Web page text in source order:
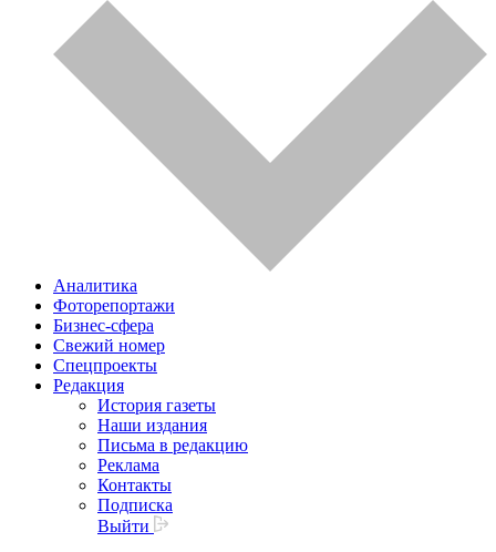
Аналитика
Фоторепортажи
Бизнес-сфера
Свежий номер
Спецпроекты
Редакция
История газеты
Наши издания
Письма в редакцию
Реклама
Контакты
Подписка
Выйти